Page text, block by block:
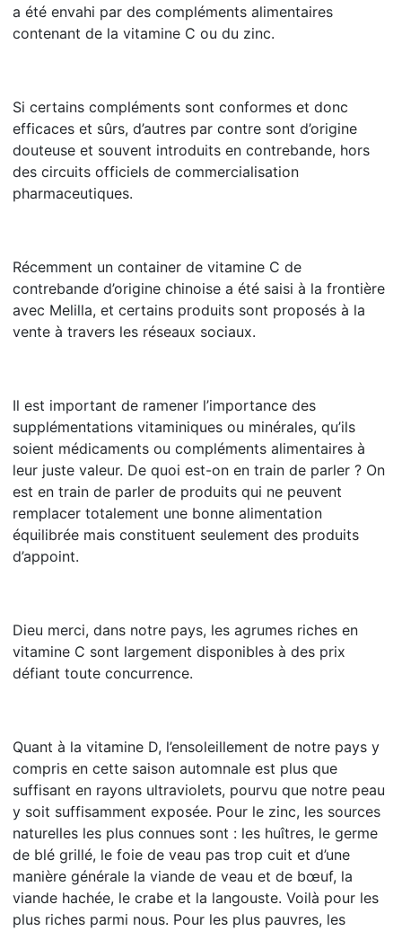
a été envahi par des compléments alimentaires
contenant de la vitamine C ou du zinc.
Si certains compléments sont conformes et donc
efficaces et sûrs, d’autres par contre sont d’origine
douteuse et souvent introduits en contrebande, hors
des circuits officiels de commercialisation
pharmaceutiques.
Récemment un container de vitamine C de
contrebande d’origine chinoise a été saisi à la frontière
avec Melilla, et certains produits sont proposés à la
vente à travers les réseaux sociaux.
Il est important de ramener l’importance des
supplémentations vitaminiques ou minérales, qu’ils
soient médicaments ou compléments alimentaires à
leur juste valeur. De quoi est-on en train de parler ? On
est en train de parler de produits qui ne peuvent
remplacer totalement une bonne alimentation
équilibrée mais constituent seulement des produits
d’appoint.
Dieu merci, dans notre pays, les agrumes riches en
vitamine C sont largement disponibles à des prix
défiant toute concurrence.
Quant à la vitamine D, l’ensoleillement de notre pays y
compris en cette saison automnale est plus que
suffisant en rayons ultraviolets, pourvu que notre peau
y soit suffisamment exposée. Pour le zinc, les sources
naturelles les plus connues sont : les huîtres, le germe
de blé grillé, le foie de veau pas trop cuit et d’une
manière générale la viande de veau et de bœuf, la
viande hachée, le crabe et la langouste. Voilà pour les
plus riches parmi nous. Pour les plus pauvres, les